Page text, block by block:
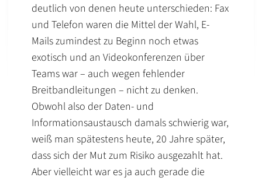
deutlich von denen heute unterschieden: Fax
und Telefon waren die Mittel der Wahl, E-
Mails zumindest zu Beginn noch etwas
exotisch und an Videokonferenzen über
Teams war – auch wegen fehlender
Breitbandleitungen – nicht zu denken.
Obwohl also der Daten- und
Informationsaustausch damals schwierig war,
weiß man spätestens heute, 20 Jahre später,
dass sich der Mut zum Risiko ausgezahlt hat.
Aber vielleicht war es ja auch gerade die